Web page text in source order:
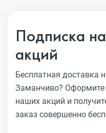
Подписка
акций
Бесплатная доставка
Заманчиво? Оформите
наших акций и
заказ совершенно